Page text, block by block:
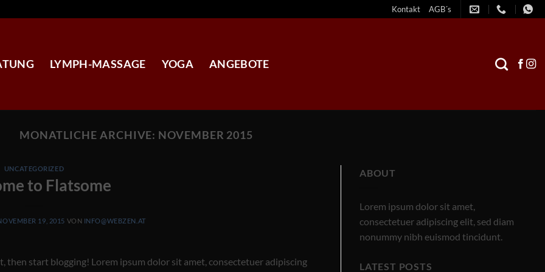
Kontakt AGB´s
LYMPH-MASSAGE YOGA ANGEBOTE
MONATLICHE ARCHIVE: NOVEMBER 2015
UNCATEGORIZED
to Flatsome
19, 2015 VON INFO@WEBZEN.AT
then start blogging! Lorem ipsum dolor sit amet, consectetuer adipiscing
ABOUT
Lorem ipsum dolor sit amet,
consectetuer adipiscing elit, sed diam
nonummy nibh euismod tincidunt.
LATEST POSTS